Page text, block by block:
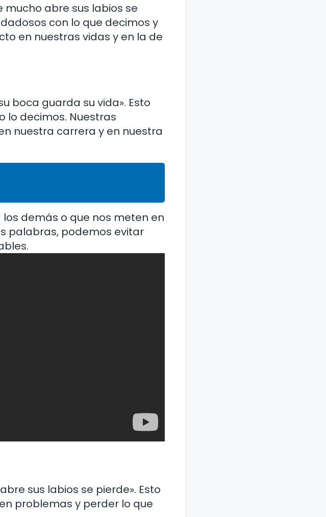
mucho abre sus labios se
con lo que decimos y
en nuestras vidas y en la de
boca guarda su vida». Esto
lo decimos. Nuestras
nuestra carrera y en nuestra
demás o que nos meten en
palabras, podemos evitar
sus labios se pierde». Esto
problemas y perder lo que